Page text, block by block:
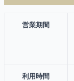
営業期間
利用時間